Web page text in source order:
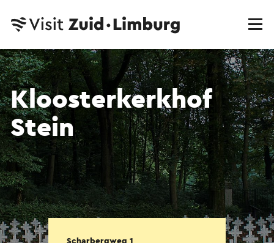
Kloosterkerkhof
Stein
Scharbergweg 1